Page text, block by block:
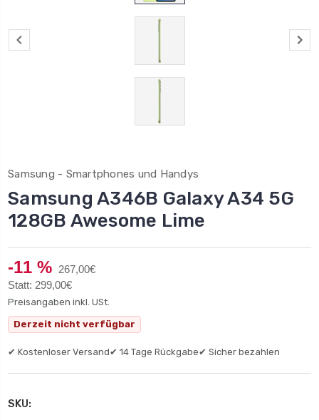
Samsung - Smartphones und Handys
Samsung A346B Galaxy A34 5G
128GB Awesome Lime
-11 % 267,00€
Statt: 299,00€
Preisangaben inkl. USt.
Derzeit nicht verfügbar
✔ Kostenloser Versand✔ 14 Tage Rückgabe✔ Sicher bezahlen
SKU: